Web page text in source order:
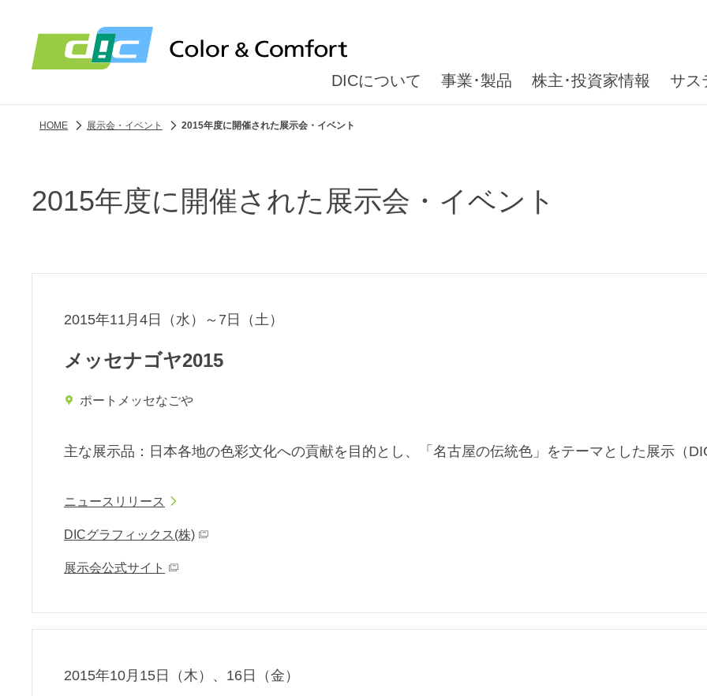
DICについて 事業･製品 株主･投資家情報 サス
HOME 展示会・イベント 2015年度に開催された展示会・イベント
2015年度に開催された展示会・イベント
2015年11月4日（水）～7日（土）
メッセナゴヤ2015
ポートメッセなごや
主な展⽰品：日本各地の色彩文化への貢献を目的とし、「名古屋の伝統色」をテーマとした展示（
ニュースリリース
DICグラフィックス(株)
展示会公式サイト
2015年10月15日（木）、16日（金）